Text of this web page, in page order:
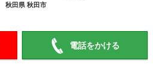
秋田県 秋田市
電話をかける